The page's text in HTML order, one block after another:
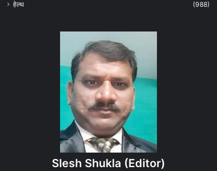
हेल्‍थ
(988)
Slesh Shukla (Editor)